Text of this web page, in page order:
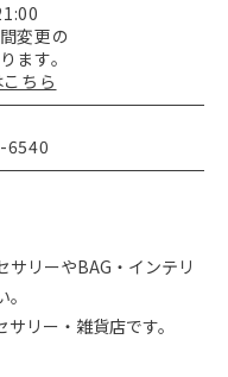
変更の
ます。
ちら
6540
サリーやBAG・インテリ
リー・雑貨店です。